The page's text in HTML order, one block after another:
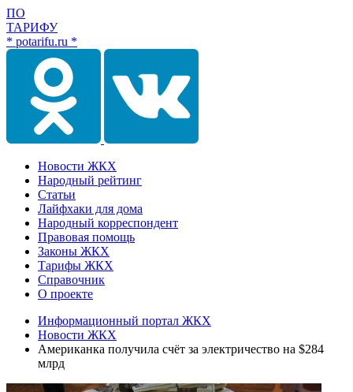
ПО
ТАРИФУ
* potarifu.ru *
Новости ЖКХ
Народный рейтинг
Статьи
Лайфхаки для дома
Народный корреспондент
Правовая помощь
Законы ЖКХ
Тарифы ЖКХ
Справочник
О проекте
Информационный портал ЖКХ
Новости ЖКХ
Американка получила счёт за электричество на $284
млрд